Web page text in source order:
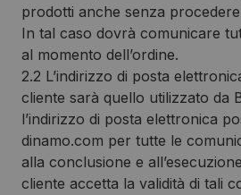
prodotti anche senza
In tal caso dovrà comunicare
al momento dell’ordine.
2.2 L’indirizzo di posta
cliente sarà quello utilizzato da
l’indirizzo di posta elettronica
dinamo.com per tutte le
alla conclusione e
cliente accetta la validità di tali